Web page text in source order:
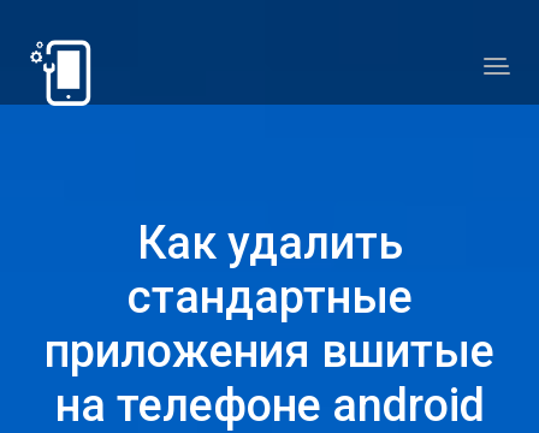
Как удалить
стандартные
приложения вшитые
на телефоне android